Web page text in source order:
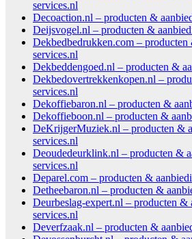
services.nl
Decoaction.nl – producten &
Deijsvogel.nl – producten &
Dekbedbedrukken.com –
services.nl
Dekbeddengoed.nl – producten &
Dekbedovertrekkenkopen.nl –
services.nl
Dekoffiebaron.nl – producten &
Dekoffieboon.nl – producten &
DeKrijgerMuziek.nl – producten &
services.nl
Deoudedeurklink.nl – producten &
services.nl
Deparel.com – producten &
Detheebaron.nl – producten &
Deurbeslag-expert.nl – producten &
services.nl
Deverfzaak.nl – producten &